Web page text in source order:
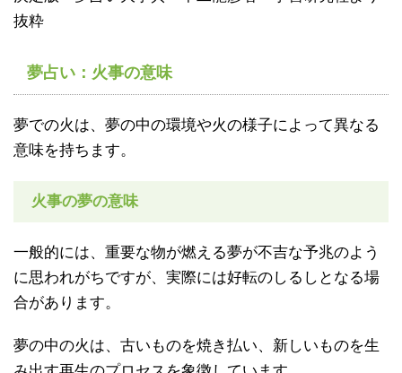
抜粋
夢占い：火事の意味
夢での火は、夢の中の環境や火の様子によって異なる
意味を持ちます。
火事の夢の意味
一般的には、重要な物が燃える夢が不吉な予兆のよう
に思われがちですが、実際には好転のしるしとなる場
合があります。
夢の中の火は、古いものを焼き払い、新しいものを生